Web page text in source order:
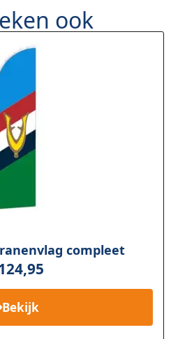
ook
compleet
Bekijk